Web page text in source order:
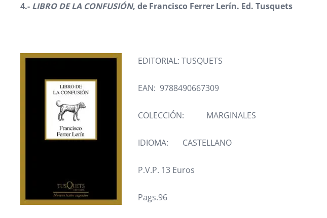
4.- LIBRO DE LA CONFUSIÓN, de Francisco Ferrer Lerín. Ed. Tusquets
EDITORIAL: TUSQUETS
EAN: 9788490667309
COLECCIÓN: MARGINALES
IDIOMA: CASTELLANO
P.V.P. 13 Euros
Pags.96